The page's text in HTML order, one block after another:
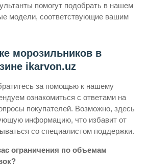
помогут подобрать в нашем
модели, соответствующие вашим
морозильников в
ikarvon.uz
за помощью к нашему
ознакомиться с ответами на
покупателей. Возможно, здесь
информацию, что избавит от
со специалистом поддержки.
ограничения по объемам